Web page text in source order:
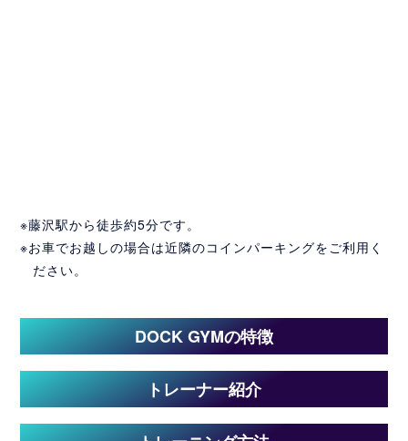
※藤沢駅から徒歩約5分です。
※お車でお越しの場合は近隣のコインパーキングをご利用く
ださい。
DOCK GYMの特徴
トレーナー紹介